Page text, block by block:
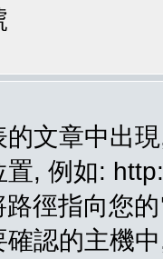
文章中出
, 例如:
徑指向您
確認的主機